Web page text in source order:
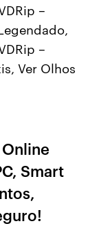
–
–
Ver Olhos
Smart